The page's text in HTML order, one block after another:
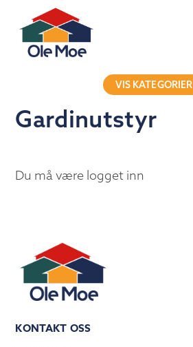
VIS KATEGORIER
Gardinutstyr
Du må være logget inn
KONTAKT OSS